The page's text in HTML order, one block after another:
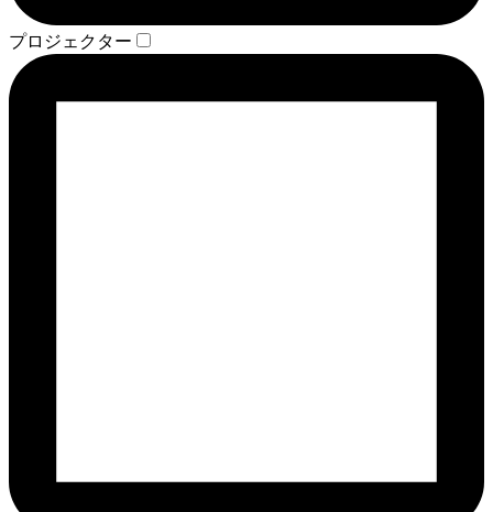
プロジェクター